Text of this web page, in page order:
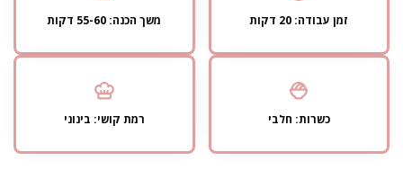
זמן עבודה: 20 דקות משך הכנה: 55-60 דקות
כשרות: חלבי רמת קושי: בינוני